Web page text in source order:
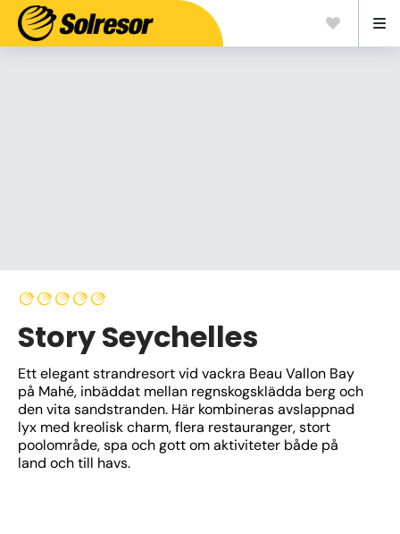
Story Seychelles
Ett elegant strandresort vid vackra Beau Vallon Bay
på Mahé, inbäddat mellan regnskogsklädda berg och
den vita sandstranden. Här kombineras avslappnad
lyx med kreolisk charm, flera restauranger, stort
poolområde, spa och gott om aktiviteter både på
land och till havs.